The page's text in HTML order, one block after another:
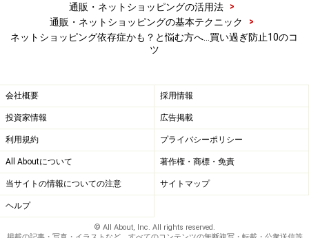
【編集部おすすめの購入サイト】
楽天市場でネットショッピング関連の書籍をチェ
ック！
通販・ネットショッピングの活用法
>
通販・ネットショッピングの基本テクニック
>
ネットショッピング依存症かも？と悩む方へ…買い過ぎ防止10のコ
ツ
会社概要 採用情報
投資家情報 広告掲載
利用規約 プライバシーポリシー
All Aboutについて 著作権・商標・免責
当サイトの情報についての注意 サイトマップ
ヘルプ
© All About, Inc. All rights reserved.